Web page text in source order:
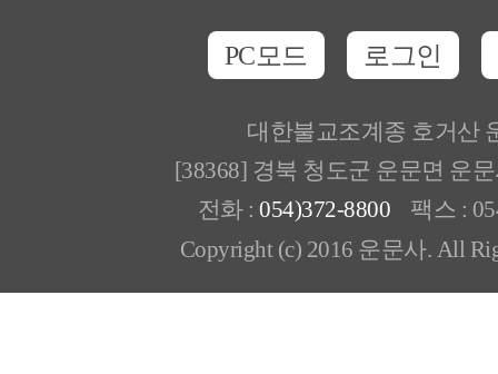
PC모드 로그인
대한불교조계종 호거산
[38368] 경북 청도군 운문면 운
전화 : 054)372-8800 팩스 :
Copyright (c) 2016 운문사. All